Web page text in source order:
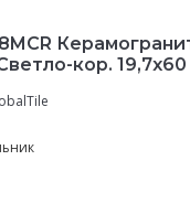
кор. 19,7x60